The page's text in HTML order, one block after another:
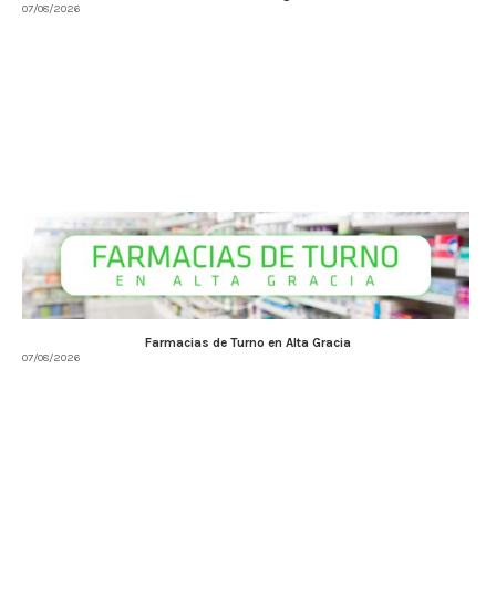
07/08/2026
Farmacias de Turno en Alta Gracia
07/08/2026